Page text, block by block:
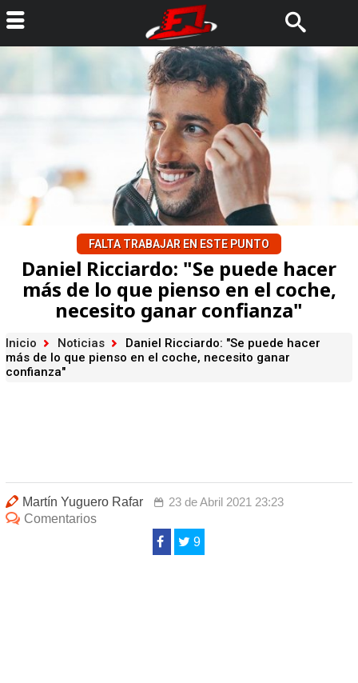
FALTA TRABAJAR EN ESTE PUNTO
Daniel Ricciardo: "Se puede hacer
más de lo que pienso en el coche,
necesito ganar confianza"
Inicio Noticias
Daniel Ricciardo: "Se puede hacer
más de lo que pienso en el coche, necesito ganar
confianza"
Martín Yuguero Rafar
23 de Abril 2021 23:23
Comentarios
9